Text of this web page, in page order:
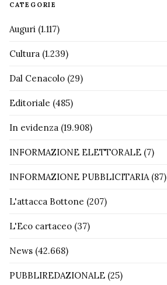
CATEGORIE
Auguri (1.117)
Cultura (1.239)
Dal Cenacolo (29)
Editoriale (485)
In evidenza (19.908)
INFORMAZIONE ELETTORALE (7)
INFORMAZIONE PUBBLICITARIA(87)
L'attacca Bottone (207)
L'Eco cartaceo (37)
News (42.668)
PUBBLIREDAZIONALE (25)